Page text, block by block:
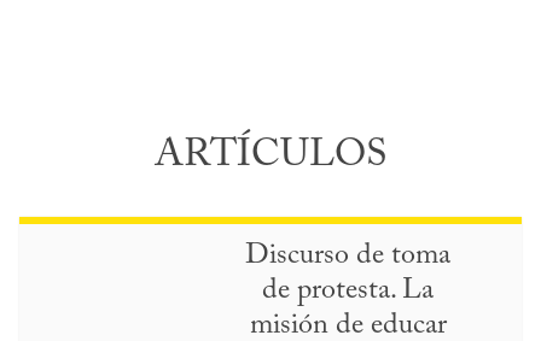
ARTÍCULOS
Discurso de toma
de protesta. La
misión de educar